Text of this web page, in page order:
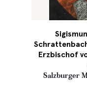
Erzbischof
Salzburger